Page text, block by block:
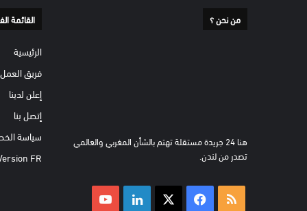
من نحن ؟
هنا 24 جريدة مستقلة تهتم بالشأن المغربي والعالمي
تصدر من لندن.
ملخص فيسبوك لينكدإن
القائمة
الرئيسية
فريق العمل
إعلن لدينا
إتصل بنا
سياسة
FR